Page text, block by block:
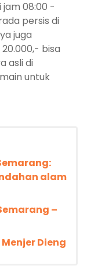
jam 08:00 -
persis di
juga
bisa
asli di
untuk
alam
–
Dieng